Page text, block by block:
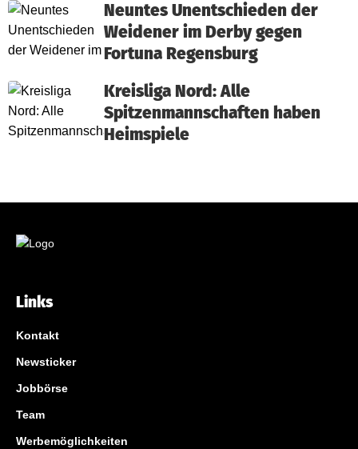
Neuntes Unentschieden der
Weidener im Derby gegen
Fortuna Regensburg
Kreisliga Nord: Alle
Spitzenmannschaften haben
Heimspiele
Links
Kontakt
Newsticker
Jobbörse
Team
Werbemöglichkeiten